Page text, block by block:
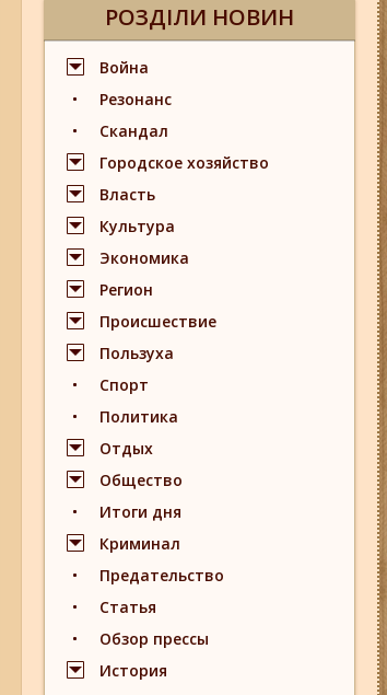
РОЗДІЛИ НОВИН
Война
Резонанс
Скандал
Городское хозяйство
Власть
Культура
Экономика
Регион
Происшествие
Пользуха
Спорт
Политика
Отдых
Общество
Итоги дня
Криминал
Предательство
Статья
Обзор прессы
История